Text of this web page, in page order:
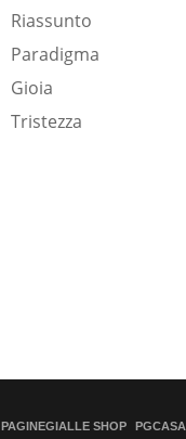
Riassunto
Paradigma
Gioia
Tristezza
PAGINEGIALLE SHOP PGCASA